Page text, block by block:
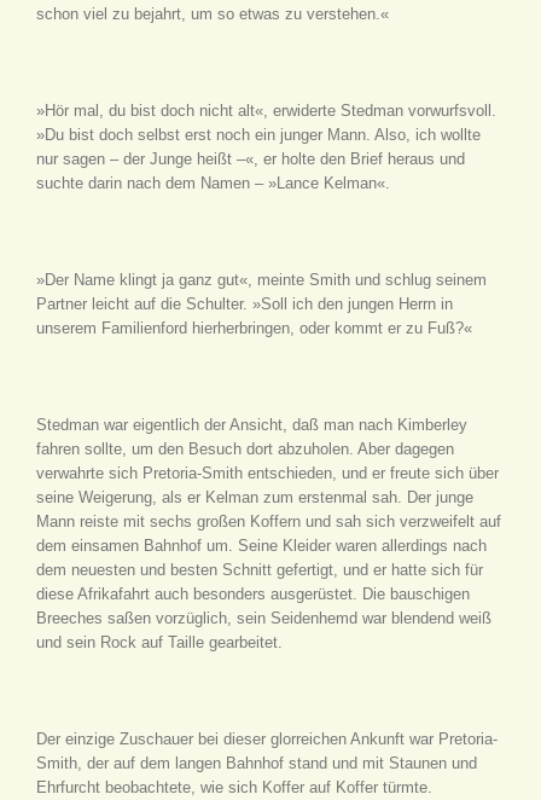
schon viel zu bejahrt, um so etwas zu verstehen.«
»Hör mal, du bist doch nicht alt«, erwiderte Stedman vorwurfsvoll.
»Du bist doch selbst erst noch ein junger Mann. Also, ich wollte
nur sagen – der Junge heißt –«, er holte den Brief heraus und
suchte darin nach dem Namen – »Lance Kelman«.
»Der Name klingt ja ganz gut«, meinte Smith und schlug seinem
Partner leicht auf die Schulter. »Soll ich den jungen Herrn in
unserem Familienford hierherbringen, oder kommt er zu Fuß?«
Stedman war eigentlich der Ansicht, daß man nach Kimberley
fahren sollte, um den Besuch dort abzuholen. Aber dagegen
verwahrte sich Pretoria-Smith entschieden, und er freute sich über
seine Weigerung, als er Kelman zum erstenmal sah. Der junge
Mann reiste mit sechs großen Koffern und sah sich verzweifelt auf
dem einsamen Bahnhof um. Seine Kleider waren allerdings nach
dem neuesten und besten Schnitt gefertigt, und er hatte sich für
diese Afrikafahrt auch besonders ausgerüstet. Die bauschigen
Breeches saßen vorzüglich, sein Seidenhemd war blendend weiß
und sein Rock auf Taille gearbeitet.
Der einzige Zuschauer bei dieser glorreichen Ankunft war Pretoria-
Smith, der auf dem langen Bahnhof stand und mit Staunen und
Ehrfurcht beobachtete, wie sich Koffer auf Koffer türmte.